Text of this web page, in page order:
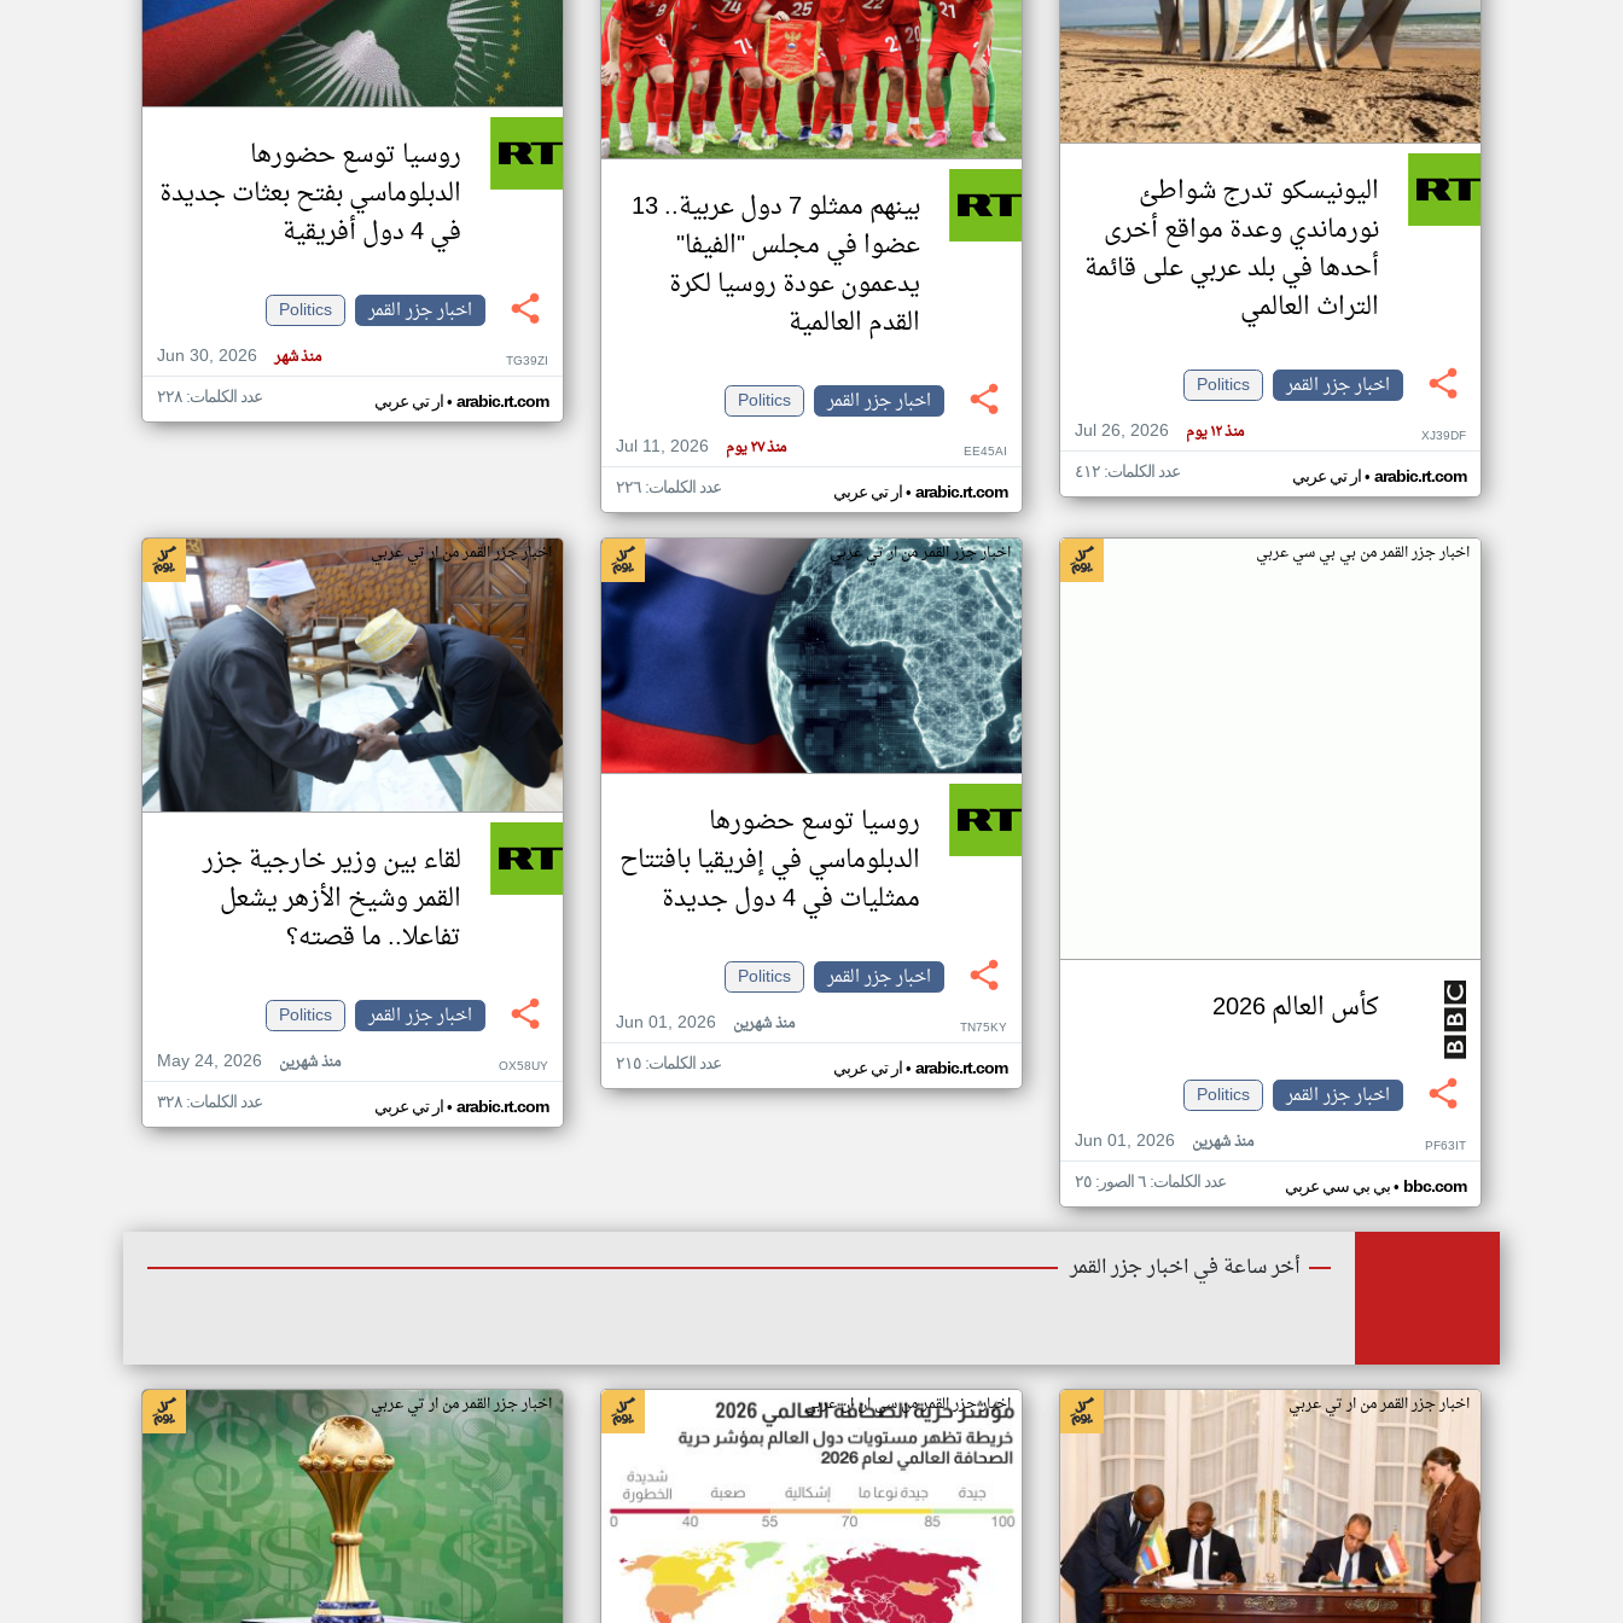
تغيير الدولة
اخبار جزر القمر على مدار الساعة
أهم اخبار جزر القمر العاجلة والمباشرة
اليونيسكو تدرج شواطئ
نورماندي وعدة مواقع أخرى
أحدها في بلد عربي على قائمة
التراث العالمي
اخبار جزر القمر
Politics
Jul 26, 2026
منذ ١٢ يوم XJ39DF
ار تي عربي• arabic.rt.com عدد الكلمات: ٤١٢
بينهم ممثلو 7 دول عربية.. 13
عضوا في مجلس "الفيفا"
يدعمون عودة روسيا لكرة
القدم العالمية
اخبار جزر القمر
Politics
Jul 11, 2026
منذ ٢٧ يوم EE45AI
ار تي عربي• arabic.rt.com عدد الكلمات: ٢٢٦
روسيا توسع حضورها
الدبلوماسي بفتح بعثات جديدة
في 4 دول أفريقية
اخبار جزر القمر
Politics
Jun 30, 2026
منذ شهر TG39ZI
ار تي عربي• arabic.rt.com عدد الكلمات: ٢٢٨
اخبار جزر القمر من بي بي سي عربي
كأس العالم 2026
اخبار جزر القمر
Politics
Jun 01, 2026
منذ شهرين PF63IT
بي بي سي عربي• bbc.com عدد الكلمات: ٦ الصور: ٢٥
اخبار جزر القمر من ار تي عربي
روسيا توسع حضورها
الدبلوماسي في إفريقيا بافتتاح
ممثليات في 4 دول جديدة
اخبار جزر القمر
Politics
Jun 01, 2026
منذ شهرين TN75KY
ار تي عربي• arabic.rt.com عدد الكلمات: ٢١٥
اخبار جزر القمر من ار تي عربي
لقاء بين وزير خارجية جزر
القمر وشيخ الأزهر يشعل
تفاعلا.. ما قصته؟
اخبار جزر القمر
Politics
May 24, 2026
منذ شهرين OX58UY
ار تي عربي• arabic.rt.com عدد الكلمات: ٣٢٨
أخر ساعة في اخبار جزر القمر
اخبار جزر القمر من ار تي عربي اخبار جزر القمر من سي ان ان عربي اخبار جزر القمر من ار تي عربي
klyoum.com